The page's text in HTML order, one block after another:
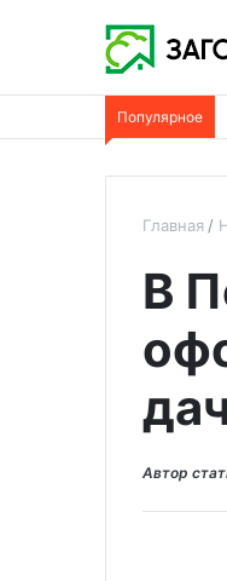
Популярное
Главная
В
Автор